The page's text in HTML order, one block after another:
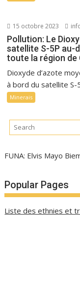
15 octobre 2023
Pollution: Le
satellite S-5P au-
toute la région de
Dioxyde d’azote
à bord du satellite S-
Minerais
FUNA: Elvis Mayo
Popular Pages
Liste des ethnies et